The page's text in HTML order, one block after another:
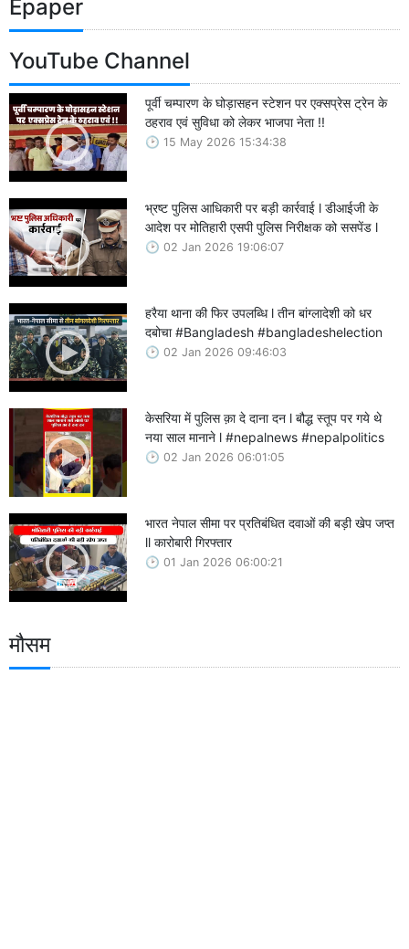
Epaper
YouTube Channel
पूर्वी चम्पारण के घोड़ासहन स्टेशन पर एक्सप्रेस ट्रेन के
ठहराव एवं सुविधा को लेकर भाजपा नेता !!
15 May 2026 15:34:38
भ्रष्ट पुलिस आधिकारी पर बड़ी कार्रवाई l डीआईजी के
आदेश पर मोतिहारी एसपी पुलिस निरीक्षक को ससपेंड l
02 Jan 2026 19:06:07
हरैया थाना की फिर उपलब्धि l तीन बांग्लादेशी को धर
दबोचा #Bangladesh #bangladeshelection
02 Jan 2026 09:46:03
केसरिया में पुलिस क़ा दे दाना दन l बौद्ध स्तूप पर गये थे
नया साल मानाने l #nepalnews #nepalpolitics
02 Jan 2026 06:01:05
भारत नेपाल सीमा पर प्रतिबंधित दवाओं की बड़ी खेप जप्त
ll कारोबारी गिरफ्तार
01 Jan 2026 06:00:21
मौसम